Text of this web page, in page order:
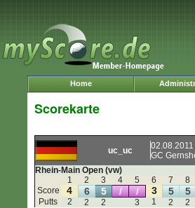
Home
Scorekarte
uc_uc
02.08.2011
GC
Rhein-Main Open (vw)
1
2 3 4 5 6 7 8
Score
4 6 5 / / 3 5 5
Putts 2 2 2 3 1 2 2